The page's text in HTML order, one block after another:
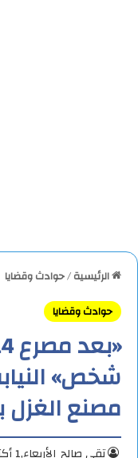
الرئيسية/حوادث وقضايا
حوادث وقضايا
شخص»
مصنع الغزل بكفالة